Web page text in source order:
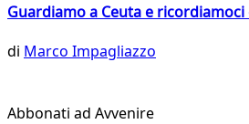
Guardiamo a Ceuta e ricordiamoci
di Marco Impagliazzo
Abbonati ad Avvenire